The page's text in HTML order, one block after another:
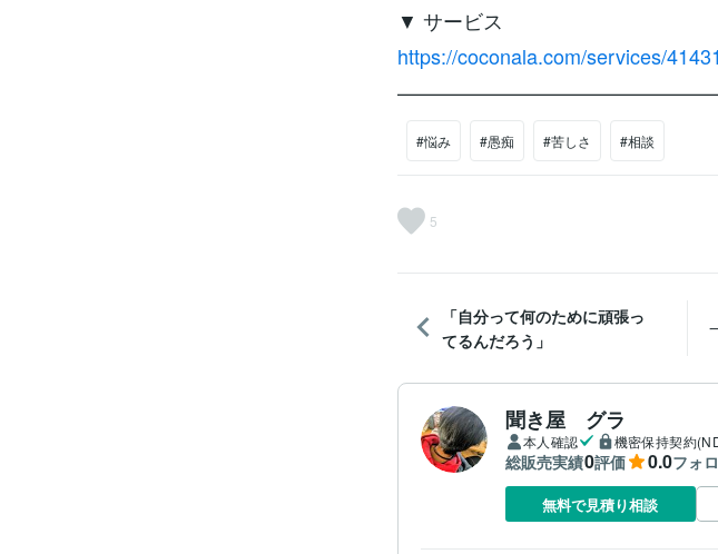
▼ サービス
https://coconala.com/services/
#悩み #愚痴 #苦しさ #相談
5
「自分って何のために頑張っ
てるんだろう」
聞き屋 グラ
本人確認 機密保持契約
総販売実績0評価 0.0フォ
無料で見積り相談